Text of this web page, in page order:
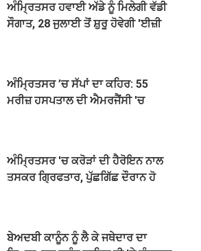
ਅੰਮ੍ਰਿਤਸਰ ਹਵਾਈ ਅੱਡੇ ਨੂੰ ਮਿਲੇਗੀ ਵੱਡੀ
ਸੌਗਾਤ, 28 ਜੁਲਾਈ ਤੋਂ ਸ਼ੁਰੂ ਹੋਵੇਗੀ 'ਈਜ਼ੀ
ਅੰਮ੍ਰਿਤਸਰ ’ਚ ਸੱਪਾਂ ਦਾ ਕਹਿਰ: 55
ਮਰੀਜ਼ ਹਸਪਤਾਲ ਦੀ ਐਮਰਜੈਂਸੀ 'ਚ
ਅੰਮ੍ਰਿਤਸਰ 'ਚ ਕਰੋੜਾਂ ਦੀ ਹੈਰੋਇਨ ਨਾਲ
ਤਸਕਰ ਗ੍ਰਿਫਤਾਰ, ਪੁੱਛਗਿੱਛ ਦੌਰਾਨ ਹੋ
ਬੇਅਦਬੀ ਕਾਨੂੰਨ ਨੂੰ ਲੈ ਕੇ ਜਥੇਦਾਰ ਦਾ